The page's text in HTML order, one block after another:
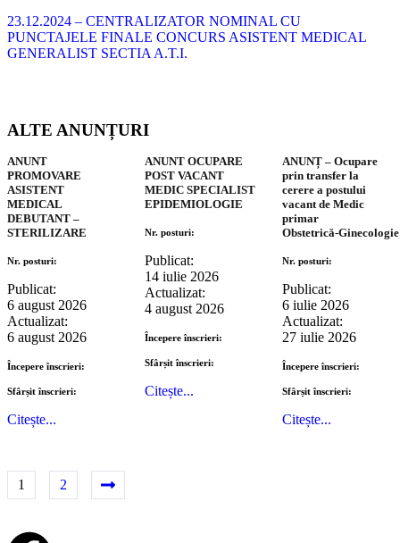
23.12.2024 – CENTRALIZATOR NOMINAL CU
PUNCTAJELE FINALE CONCURS ASISTENT MEDICAL
GENERALIST SECTIA A.T.I.
ALTE ANUNȚURI
ANUNT
PROMOVARE
ASISTENT
MEDICAL
DEBUTANT –
STERILIZARE
Nr. posturi:
Publicat:
6 august 2026
Actualizat:
6 august 2026
Începere înscrieri:
Sfârșit înscrieri:
Citește...
ANUNT OCUPARE
POST VACANT
MEDIC SPECIALIST
EPIDEMIOLOGIE
Nr. posturi:
Publicat:
14 iulie 2026
Actualizat:
4 august 2026
Începere înscrieri:
Sfârșit înscrieri:
Citește...
ANUNȚ – Ocupare
prin transfer la
cerere a postului
vacant de Medic
primar
Obstetrică‑Ginecologie
Nr. posturi:
Publicat:
6 iulie 2026
Actualizat:
27 iulie 2026
Începere înscrieri:
Sfârșit înscrieri:
Citește...
1 2